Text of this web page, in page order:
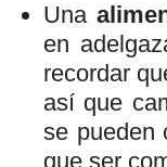
Una
en
recordar
así que
se pueden
que ser